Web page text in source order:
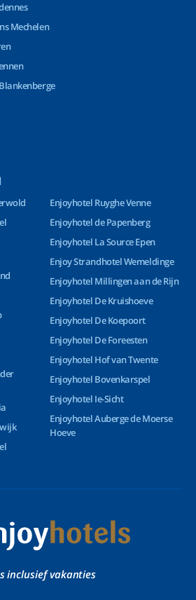
Mechelen
Enjoyhotel Ruyghe Venne
Enjoyhotel de Papenberg
Enjoyhotel La Source Epen
Enjoy Strandhotel Wemeldinge
Enjoyhotel Millingen aan de Rijn
Enjoyhotel De Kruishoeve
Enjoyhotel De Koepoort
Enjoyhotel De Foreesten
Enjoyhotel Hof van Twente
Enjoyhotel Bovenkarspel
Enjoyhotel Ie-Sicht
Enjoyhotel Auberge de Moerse
Hoeve
inclusief vakanties